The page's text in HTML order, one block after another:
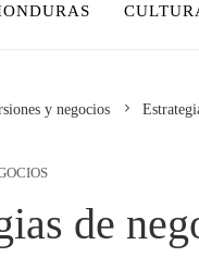
y negocios
de